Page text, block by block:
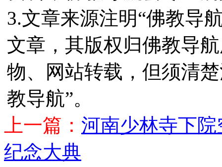
3.文章来源注明“佛教导
文章，其版权归佛教导
物、网站转载，但须清
教导航”。
上一篇： 河南少林寺下
纪念大典